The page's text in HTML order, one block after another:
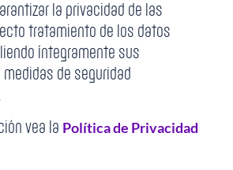
la privacidad de las
tratamiento de los datos
íntegramente sus
de seguridad
vea la Política de Privacidad